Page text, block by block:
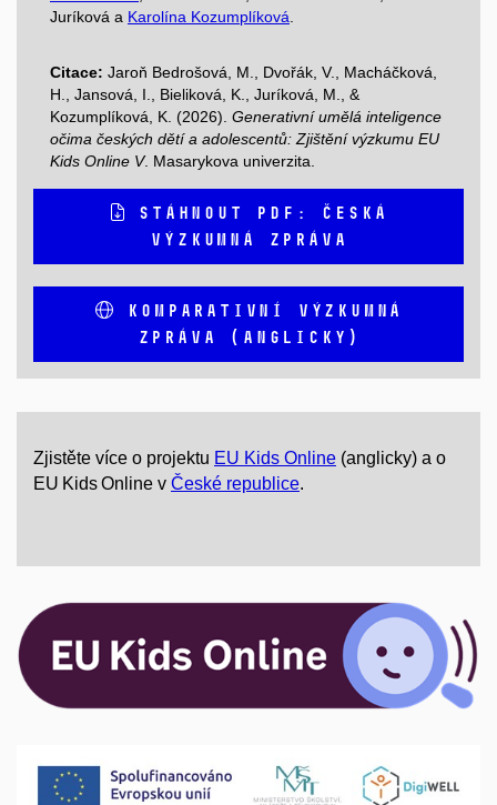
Juríková a Karolína Kozumplíková.
Citace: Jaroň Bedrošová, M., Dvořák, V., Macháčková,
H., Jansová, I., Bieliková, K., Juríková, M., &
Kozumplíková, K. (2026). Generativní umělá inteligence
očima českých dětí a adolescentů: Zjištění výzkumu EU
Kids Online V. Masarykova univerzita.
STÁHNOUT PDF: ČESKÁ
VÝZKUMNÁ ZPRÁVA
KOMPARATIVNÍ VÝZKUMNÁ
ZPRÁVA (ANGLICKY)
Zjistěte více o projektu EU Kids Online (anglicky) a o
EU Kids Online v České republice.